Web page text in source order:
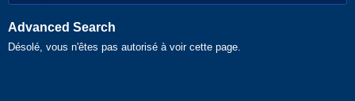
Advanced Search
Désolé, vous n'êtes pas autorisé à voir cette page.